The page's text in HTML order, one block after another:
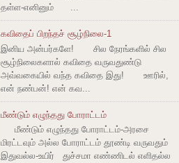
தள்ள-எனினும் ...
கவிதைப் பிறந்தச் சூழ்நிலை-1
இனிய அன்பர்களே! சில நேரங்களில் சில
சூழ்நிலைகளால் கவிதை வருவதுண்டு
அவ்வகையில் வந்த கவிதை இது! ஊரில்,
என் நண்பன்! என் கவ...
மீண்டும் எழுந்தது போராட்டம்
மீண்டும் எழுந்தது போராட்டம்-அரசை
மிரட்டவும் அல்ல போராட்டம் தூண்டி வருவதும்
இதுவல்ல-உயிர் துச்சமா எண்ணிடல் எளிதல்ல